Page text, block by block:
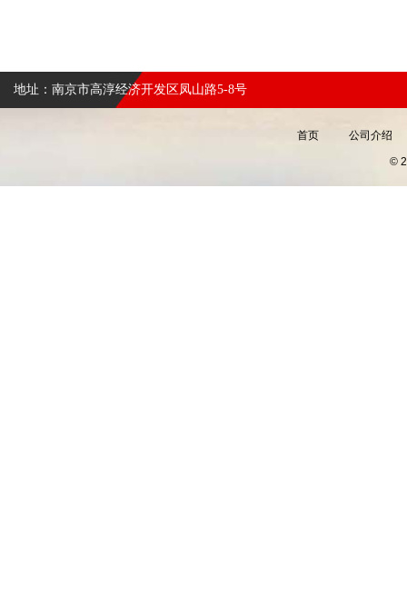
地址：南京市高淳经济开发区凤山路5-8号
首页 公司介绍
©